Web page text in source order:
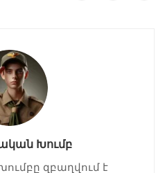
Խումբ
զբաղվում է